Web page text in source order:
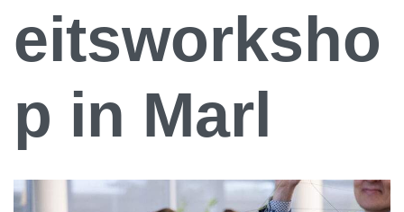
eitsworksho
p in Marl